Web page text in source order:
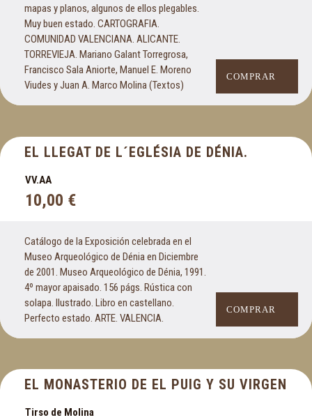
mapas y planos, algunos de ellos plegables.
Muy buen estado. CARTOGRAFIA.
COMUNIDAD VALENCIANA. ALICANTE.
TORREVIEJA. Mariano Galant Torregrosa,
Francisco Sala Aniorte, Manuel E. Moreno
Viudes y Juan A. Marco Molina (Textos)
COMPRAR
EL LLEGAT DE L´EGLÉSIA DE DÉNIA.
VV.AA
10,00 €
Catálogo de la Exposición celebrada en el
Museo Arqueológico de Dénia en Diciembre
de 2001. Museo Arqueológico de Dénia, 1991.
4º mayor apaisado. 156 págs. Rústica con
solapa. Ilustrado. Libro en castellano.
Perfecto estado. ARTE. VALENCIA.
COMPRAR
EL MONASTERIO DE EL PUIG Y SU VIRGEN
Tirso de Molina